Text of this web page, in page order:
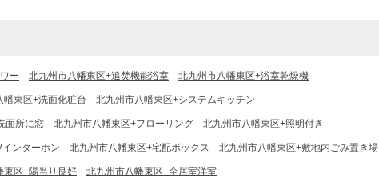
ー 北九州市八幡東区+追焚機能浴室 北九州市八幡東区+浴室乾燥機
幡東区+洗面化粧台 北九州市八幡東区+システムキッチン
面所に窓 北九州市八幡東区+フローリング 北九州市八幡東区+照明付き
ンターホン 北九州市八幡東区+宅配ボックス 北九州市八幡東区+敷地内ごみ置き場
東区+陽当り良好 北九州市八幡東区+全居室洋室